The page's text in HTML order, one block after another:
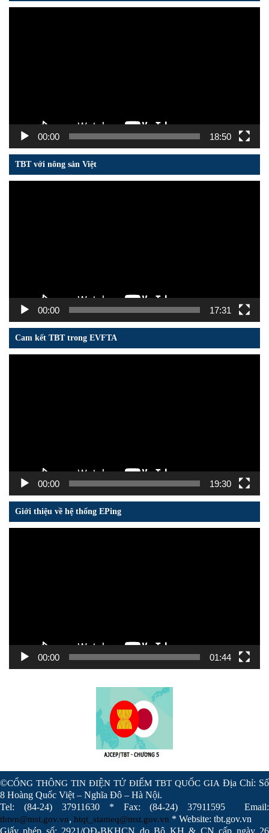
00:00 18:50
TBT với nông sản Việt
00:00 17:31
Cam kết TBT trong EVFTA
00:00 19:30
Giới thiệu về hệ thống EPing
00:00 01:44
©CỔNG THÔNG TIN ĐIỆN TỬ ĐIỂM TBT QUỐC GIA Địa Chỉ: Số
8 Hoàng Quốc Việt – Nghĩa Đô – Hà Nội.
Tel: (84-24) 37911630 * Fax: (84-24) 37911595 Email:
tbtvn@mst.gov.vn, htqt_stameq@mst.gov.vn * Website: tbt.gov.vn